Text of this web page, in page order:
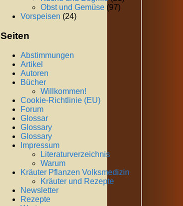
Obst und Gemüse (97)
Vorspeisen (24)
Seiten
Abstimmungen
Artikel
Autoren
Bücher
Willkommen!
Cookie-Richtlinie (EU)
Forum
Glossar
Glossary
Glossary
Impressum
Literaturverzeichnis
Warum
Kräuter Pflanzen Volksmedizin
Kräuter und Rezepte
Newsletter
Rezepte